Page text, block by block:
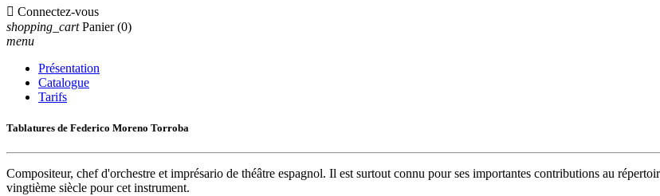
 Connectez-vous
shopping_cart Panier (0)
menu
Présentation
Catalogue
Tarifs
Tablatures de Federico Moreno Torroba
Compositeur, chef d'orchestre et imprésario de théâtre espagnol. Il est surtout connu pour ses importantes contributions au
vingtième siècle pour cet instrument.